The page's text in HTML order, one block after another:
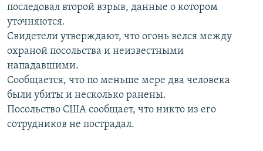
РАСПИСАНИЕ ВЕЩАНИЯ
ПОДПИШИТЕСЬ НА РАССЫЛКУ
СОЦИАЛЬНЫЕ СЕТИ
последовал второй взрыв, данные о котором
уточняются.
Свидетели утверждают, что огонь велся между
охраной посольства и неизвестными
нападавшими.
Сообщается, что по меньше мере два человека
были убиты и несколько ранены.
Посольство США сообщает, что никто из его
сотрудников не пострадал.